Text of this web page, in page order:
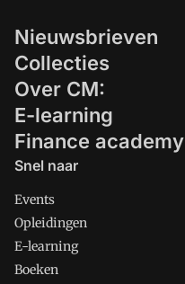
Nieuwsbrieven
Collecties
Over CM:
E-learning
Finance academy
Snel naar
Events
Opleidingen
E-learning
Boeken